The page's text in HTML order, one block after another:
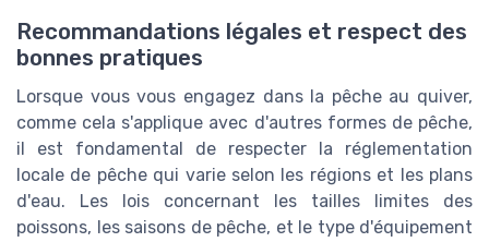
Recommandations légales et respect des
bonnes pratiques
Lorsque vous vous engagez dans la pêche au quiver,
comme cela s'applique avec d'autres formes de pêche,
il est fondamental de respecter la réglementation
locale de pêche qui varie selon les régions et les plans
d'eau. Les lois concernant les tailles limites des
poissons, les saisons de pêche, et le type d'équipement